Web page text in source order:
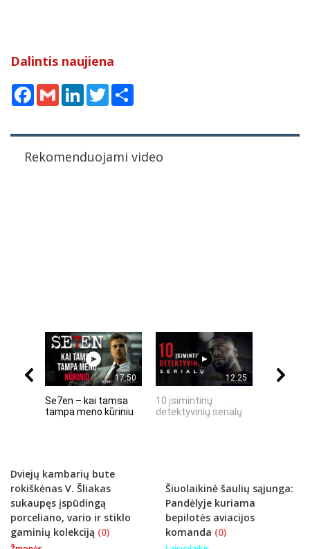
Dalintis naujiena
Facebook
Gmail LinkedInTwitter
Rekomenduojami video
17:50
Se7en – kai tamsa
tampa meno kūriniu
12:25
10 įsimintinų
detektyvinių serialų
Dviejų kambarių bute
rokiškėnas V. Šliakas
sukaupęs įspūdingą
porceliano, vario ir stiklo
gaminių kolekciją (0)
Šiuolaikinė šaulių sąjunga:
Pandėlyje kuriama
bepilotės aviacijos
komanda (0)